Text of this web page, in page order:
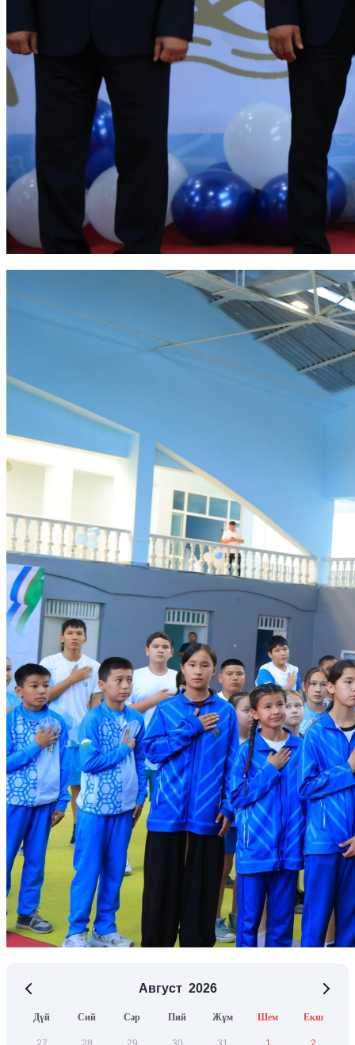
Август 2026
Дүй Сий Сәр Пий Жұм Шем Екш